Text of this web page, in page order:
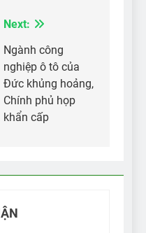
Next:
Ngành công
nghiệp ô tô của
Đức khủng hoảng,
Chính phủ họp
khẩn cấp